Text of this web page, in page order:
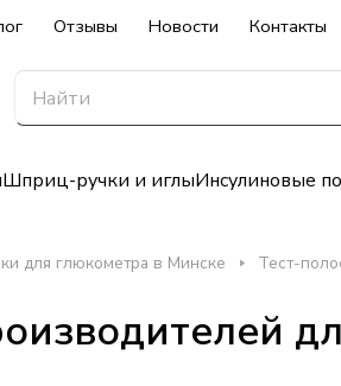
Отзывы Новости Контакты
Шприц-ручки и иглыИнсулиновые
для глюкометра в Минске Тест-